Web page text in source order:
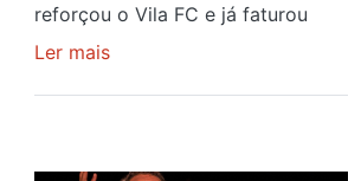
reforçou o Vila FC e já faturou
Ler maissobre
FEZ